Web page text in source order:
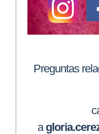
Preguntas
a